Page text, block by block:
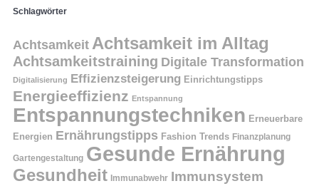
Schlagwörter
Achtsamkeit Achtsamkeit im Alltag
Achtsamkeitstraining Digitale Transformation
Digitalisierung Effizienzsteigerung Einrichtungstipps
Energieeffizienz Entspannung
Entspannungstechniken Erneuerbare
Energien Ernährungstipps Fashion Trends Finanzplanung
Gartengestaltung Gesunde Ernährung
Gesundheit Immunabwehr Immunsystem